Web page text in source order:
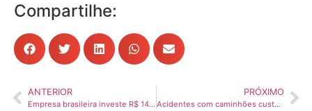
Compartilhe:
ANTERIOR
Empresa brasileira investe R$ 140 milhões em projeto para implantar Corredor Verde com caminhões a biometano em SP
PRÓXIMO
Acidentes com caminhões custam R$ 16 bilhões e expõem falhas operacionais